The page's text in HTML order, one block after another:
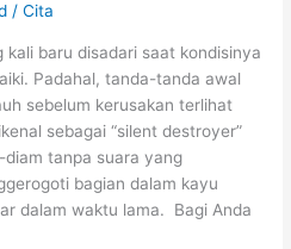
/Cita
baru disadari saat kondisinya
Padahal, tanda-tanda awal
sebelum kerusakan terlihat
sebagai “silent destroyer”
diam tanpa suara yang
bagian dalam kayu
dalam waktu lama. Bagi Anda